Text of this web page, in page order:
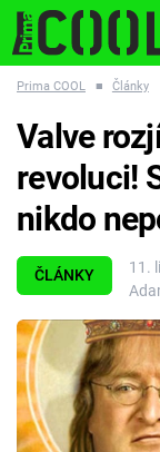
ESCAPE
Témata
Filmy
Seriály
Prima COOL ■ Články
ČLÁNKY
11.
Valve
revoluci!
nikdo